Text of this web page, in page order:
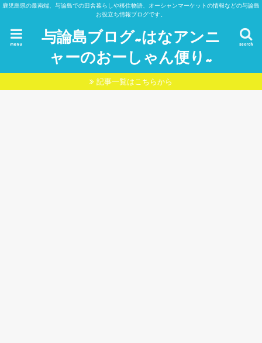
鹿児島県の最南端、与論島での田舎暮らしや移住物語、オーシャンマーケットの情報などの与論島
お役立ち情報ブログです。
与論島ブログ~はなアンニ
ャーのおーしゃん便り~
search
menu
記事一覧はこちらから